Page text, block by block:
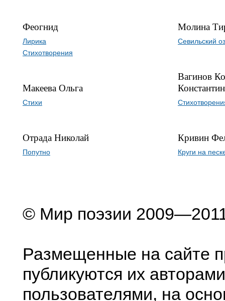
Феогнид
Лирика
Стихотворения
Макеева Ольга
Стихи
Отрада Николай
Попутно
Молина
Севильский
Вагинов
Кривин
Круги на
© Мир поэзии
Размещенные на сайте
публикуются их
пользователями, на